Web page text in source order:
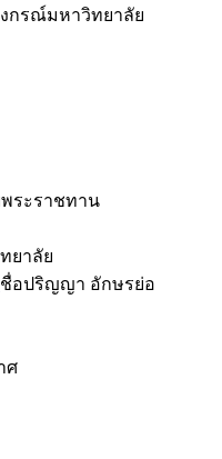
กรณ์มหาวิทยาลัย
พระราชทาน
ยาลัย
ชื่อปริญญา อักษรย่อ
ศ